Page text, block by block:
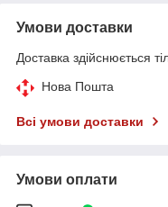
Умови доставки
Доставка здійснюється
Нова Пошта
Всі умови доставки
Умови оплати